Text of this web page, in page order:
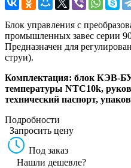
Блок управления с
промышленных завес серии
Предназначен для
струи).
Комплектация: блок КЭВ-
температуры NTC10k,
технический паспорт,
Подробности
Запросить цену
Под заказ
Нашли дешевле?